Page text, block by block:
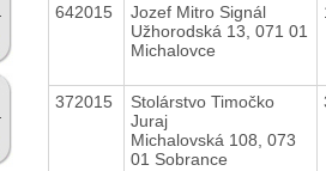
642015
Jozef Mitro Signál
Užhorodská 13, 071 01
Michalovce
372015
Stolárstvo Timočko
Juraj
Michalovská 108, 073
01 Sobrance